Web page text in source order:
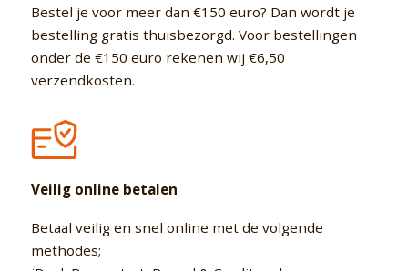
Bestel je voor meer dan €150 euro? Dan wordt je
bestelling gratis thuisbezorgd. Voor bestellingen
onder de €150 euro rekenen wij €6,50
verzendkosten.
Veilig online betalen
Betaal veilig en snel online met de volgende
methodes;